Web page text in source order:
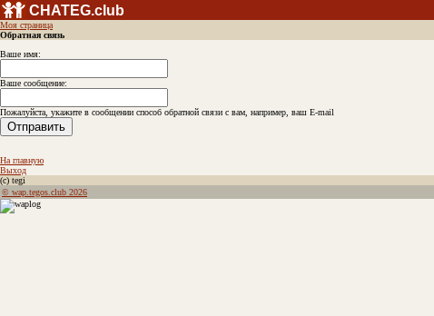
CHATEG.club
Моя страница
Обратная связь
Ваше имя:
Ваше сообщение:
Пожалуйста, укажите в сообщении способ обратной связи с вам, например, ваш E-mail
На главную
Выход
(с) tegi
© wap.tegos.club 2026